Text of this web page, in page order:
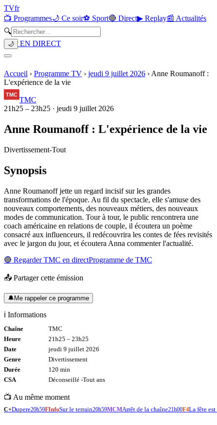
TVfr
📺 Programmes🌙 Ce soir⚽ Sport🔴 Direct▶ Replay📰 Actualités
🔍
🌙 EN DIRECT
Accueil › Programme TV › jeudi 9 juillet 2026 › Anne Roumanoff :
L'expérience de la vie
TMC
21h25 – 23h25 · jeudi 9 juillet 2026
Anne Roumanoff : L'expérience de la vie
Divertissement-Tout
Synopsis
Anne Roumanoff jette un regard incisif sur les grandes
transformations de l'époque. Au fil du spectacle, elle s'amuse des
nouveaux comportements, des nouveaux métiers, des nouveaux
modes de communication. Tour à tour, le public rencontrera une
coach américaine en relations de couple, il écoutera un poème
consacré aux influenceurs, il redécouvrira les contes de fées revisités
avec le jargon du jour, et écoutera Anna commenter l'actualité.
🔴 RegarderTMC en directProgramme de TMC
📤 Partager cette émission
🔔Me rappeler ce programme
ℹ️ Informations
Chaîne
TMC
Heure
21h25 – 23h25
Date
jeudi 9 juillet 2026
Genre
Divertissement
Durée
120 min
CSA
Déconseillé -Tout ans
📺 Au même moment
C+Dupere20h59FInfoSur le terrain20h59MCMArrêt de la chaîne21h00F4La fête